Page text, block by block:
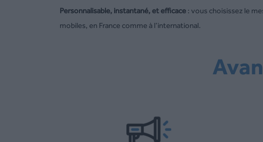
Personnalisable, instantané, et efficace : vous choisissez le
mobiles, en France comme à l’international.